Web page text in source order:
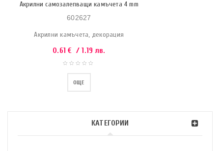
КАТЕГОРИИ
Акрилни самозалепващи камъчета 4 mm
602627
Акрилни камъчета, декорация
0.61€ / 1.19 лв.
ОЩЕ